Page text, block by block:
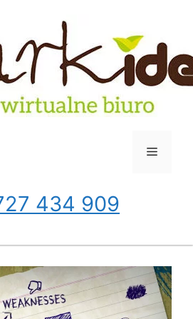
Menu
434 909